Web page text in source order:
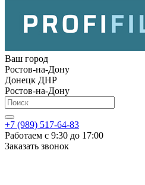
Ваш город
Ростов-на-Дону
Донецк ДНР
Ростов-на-Дону
+7 (989) 517-64-83
Работаем с 9:30 до 17:00
Заказать звонок